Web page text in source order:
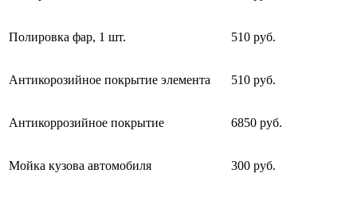
Полировка фар, 1 шт. 510 руб.
Антикорозийное покрытие элемента 510 руб.
Антикоррозийное покрытие 6850 руб.
Мойка кузова автомобиля 300 руб.